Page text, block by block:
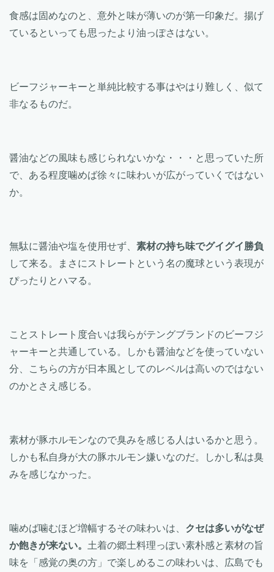
食感は固めなのと、意外と味が薄いのが第一印象だ。揚げ
ているといっても思ったより油っぽさはない。
ビーフジャーキーと単純比較する事はやはり難しく、似て
非なるものだ。
醤油などの風味も感じられないかな・・・と思っていた所
で、ある程度噛めば徐々に味わいが広がっていくではない
か。
無駄に醤油や塩を使用せず、 素材の持ち味でグイグイ勝負
して来る。まさにストレートという名の魔球という表現が
ぴったりとハマる。
ことストレート度合いは我らがテングブランドのビーフジ
ャーキーと共通している。しかも醤油などを使っていない
分、こちらの方が日本風としてのレベルは高いのではない
のかとさえ感じる。
素材が豚ホルモンなので臭みを感じる人はいるかと思う。
しかも私自身が大の豚ホルモン嫌いなのだ。しかし私は臭
みを感じなかった。
噛めば噛むほど増幅するその味わいは、 クセは多いがなぜ
か飽きが来ない。 土着の郷土料理っぽい素朴感と素材の旨
味を「感覚の奥の方」で楽しめるこの味わいは、広島でも